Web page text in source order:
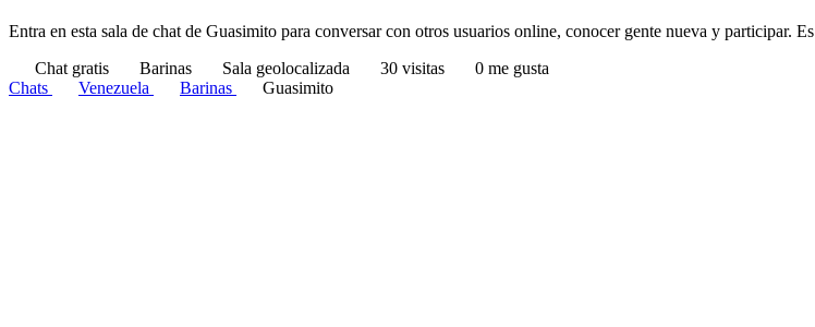
Entra en esta sala de chat de Guasimito para conversar con otros usuarios online, conocer gente nueva y participar.
Chat gratis
Barinas Sala geolocalizada 30 visitas
0 me gusta
Chats
Venezuela Barinas Guasimito